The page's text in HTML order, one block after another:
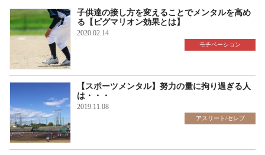
子供達の接し方を変えることでメンタルを高め
る【ピグマリオン効果とは】
2020.02.14
モチベーション
【スポーツメンタル】努力の量に拘り過ぎる人
は・・・
2019.11.08
アスリート/セレブ